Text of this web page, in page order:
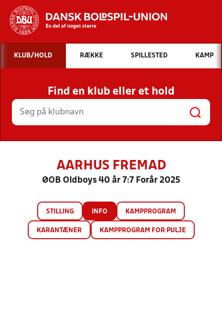
Hvad vil du søge efter?
INDHOLD OG NYHEDER
STILLINGER, RESULTATER, KLUBBER OG
HOLD
KLUB/HOLD RÆKKE SPILLESTED KAMP
Find en klub eller et hold
AARHUS FREMAD
ØOB Oldboys 40 år 7:7 Forår 2025
STILLING INFO KAMPPROGRAM
KARANTÆNER KAMPPROGRAM FOR PULJE